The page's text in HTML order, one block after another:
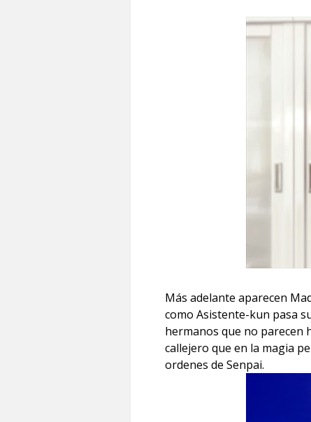
Más adelante aparecen
como Asistente-kun pasa
hermanos que no parecen
callejero que en la magia
ordenes de Senpai.